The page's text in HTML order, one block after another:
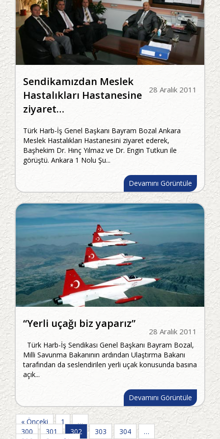
28 Aralık 2011
Sendikamızdan Meslek
Hastalıkları Hastanesine
ziyaret…
Türk Harb-İş Genel Başkanı Bayram Bozal Ankara
Meslek Hastalıkları Hastanesini ziyaret ederek,
Başhekim Dr. Hınç Yılmaz ve Dr. Engin Tutkun ile
görüştü. Ankara 1 Nolu Şu...
Devamını Görüntüle
28 Aralık 2011
“Yerli uçağı biz yaparız”
Türk Harb-İş Sendikası Genel Başkanı Bayram Bozal,
Milli Savunma Bakanının ardından Ulaştırma Bakanı
tarafından da seslendirilen yerli uçak konusunda basına
açık...
Devamını Görüntüle
« Önceki 1
…
300
301 302 303 304
…